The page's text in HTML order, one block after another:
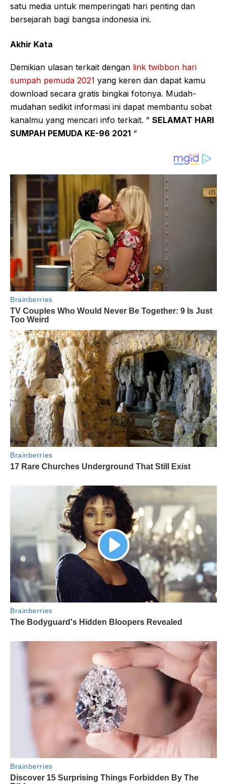
satu media untuk memperingati hari penting dan
bersejarah bagi bangsa indonesia ini.
Akhir Kata
Demikian ulasan terkait dengan link twibbon hari
sumpah pemuda 2021 yang keren dan dapat kamu
download secara gratis bingkai fotonya. Mudah-
mudahan sedikit informasi ini dapat membantu sobat
kanalmu yang mencari info terkait. ” SELAMAT HARI
SUMPAH PEMUDA KE-96 2021 “